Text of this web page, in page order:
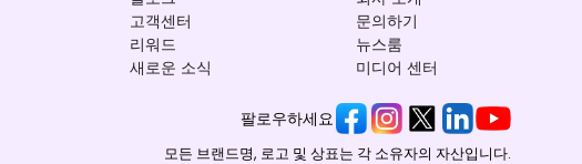
고객센터
리워드
새로운 소식
문의하기
뉴스룸
미디어 센터
팔로우하세요
모든 브랜드명, 로고 및 상표는 각 소유자의 자산입니다.